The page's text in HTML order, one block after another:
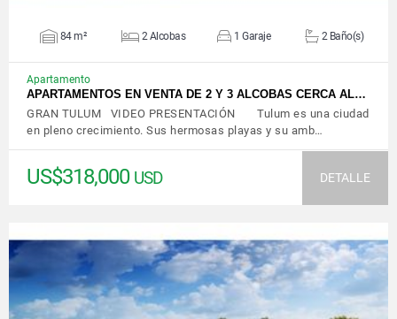
84 m² 2 Alcobas 1 Garaje 2 Baño(s)
Apartamento
APARTAMENTOS EN VENTA DE 2 Y 3 ALCOBAS CERCA AL…
GRAN TULUM VIDEO PRESENTACIÓN Tulum es una ciudad
en pleno crecimiento. Sus hermosas playas y su amb…
US$318,000 USD DETALLE